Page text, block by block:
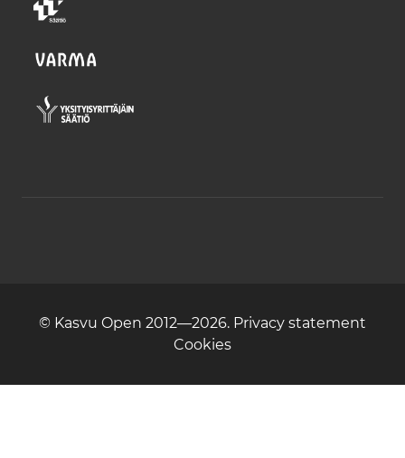
© Kasvu Open 2012—2026. Privacy statement
Cookies